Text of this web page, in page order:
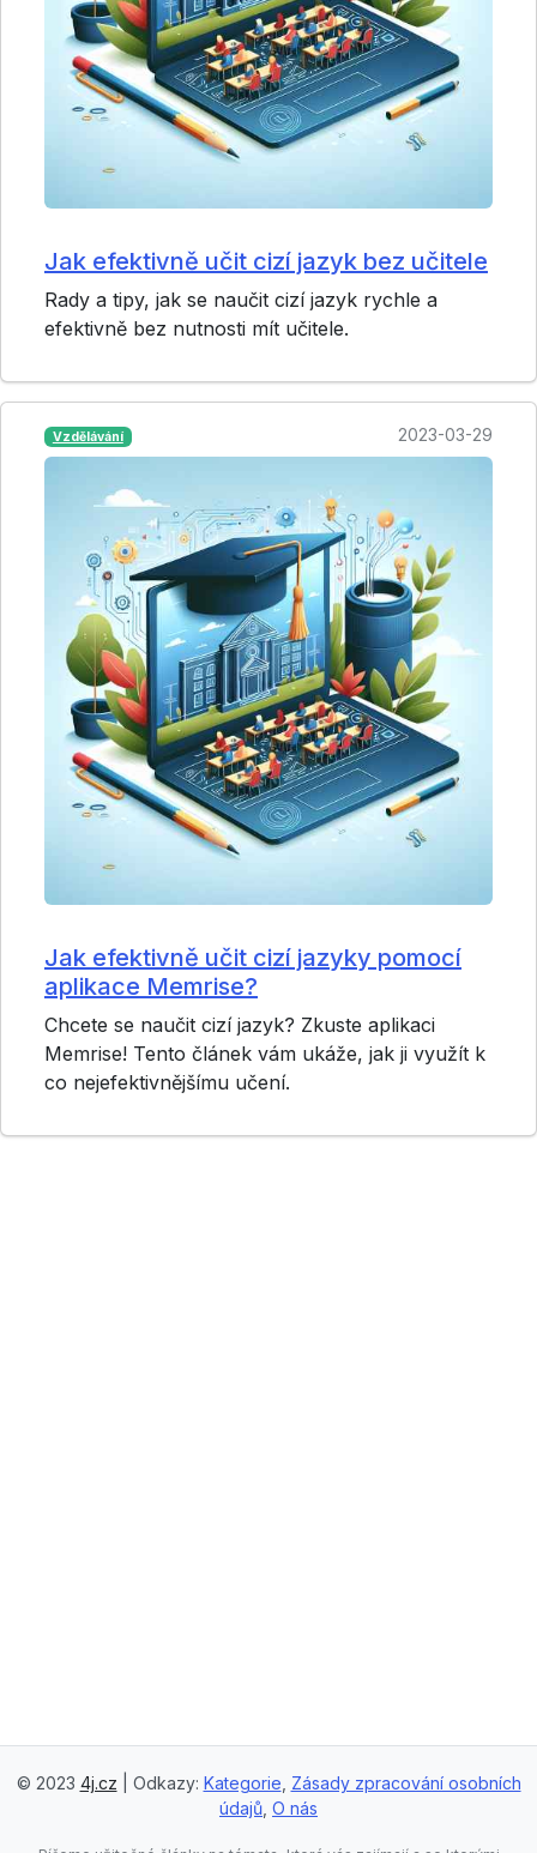
Jak efektivně učit cizí jazyk bez učitele
Rady a tipy, jak se naučit cizí jazyk rychle a
efektivně bez nutnosti mít učitele.
Vzdělávání 2023-03-29
Jak efektivně učit cizí jazyky pomocí
aplikace Memrise?
Chcete se naučit cizí jazyk? Zkuste aplikaci
Memrise! Tento článek vám ukáže, jak ji využít k
co nejefektivnějšímu učení.
© 2023 4j.cz | Odkazy: Kategorie Zásady zpracování osobních
údajů O nás